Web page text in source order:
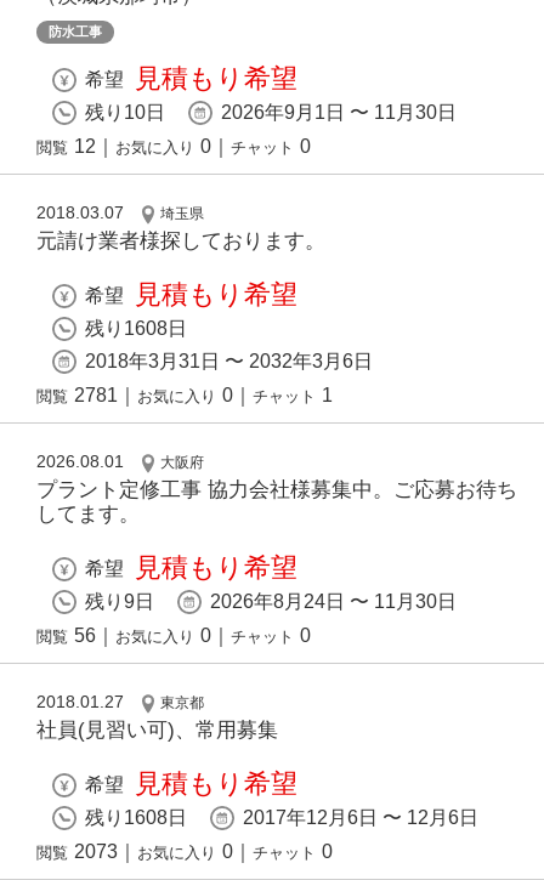
防水工事
希望 見積もり希望
残り10日 2026年9月1日 〜 11月30日
閲覧 12 お気に入り 0 チャット 0
2018.03.07 埼玉県
元請け業者様探しております。
希望 見積もり希望
残り1608日
2018年3月31日 〜 2032年3月6日
閲覧 2781 お気に入り 0 チャット 1
2026.08.01 大阪府
プラント定修工事 協力会社様募集中。ご応募お待ち
してます。
希望 見積もり希望
残り9日 2026年8月24日 〜 11月30日
閲覧 56 お気に入り 0 チャット 0
2018.01.27 東京都
社員(見習い可)、常用募集
希望 見積もり希望
残り1608日 2017年12月6日 〜 12月6日
閲覧 2073 お気に入り 0 チャット 0